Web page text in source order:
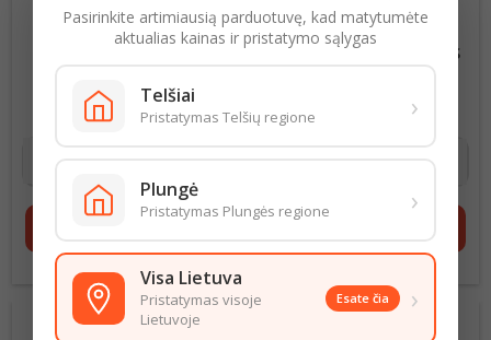
Kaina
28,75 € už 1 kg
1,15 €
ŠOKOLADINIS BATONĖLIS
9,67 € už 1 kg
Pasirinkite artimiausią parduotuvę, kad matytumėte
aktualias kainas ir pristatymo sąlygas
Telšiai
Pristatymas Telšių regione ›
Plungė
Pristatymas Plungės regione ›
Visa Lietuva
Pristatymas visoje
Lietuvoje
Esate čia ›